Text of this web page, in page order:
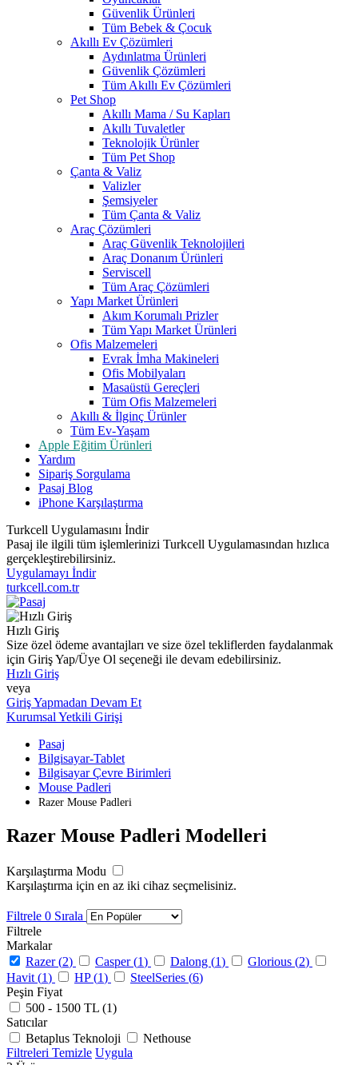
Güvenlik Ürünleri
Tüm Bebek & Çocuk
Akıllı Ev Çözümleri
Aydınlatma Ürünleri
Güvenlik Çözümleri
Tüm Akıllı Ev Çözümleri
Pet Shop
Akıllı Mama / Su Kapları
Akıllı Tuvaletler
Teknolojik Ürünler
Tüm Pet Shop
Çanta & Valiz
Valizler
Şemsiyeler
Tüm Çanta & Valiz
Araç Çözümleri
Araç Güvenlik Teknolojileri
Araç Donanım Ürünleri
Serviscell
Tüm Araç Çözümleri
Yapı Market Ürünleri
Akım Korumalı Prizler
Tüm Yapı Market Ürünleri
Ofis Malzemeleri
Evrak İmha Makineleri
Ofis Mobilyaları
Masaüstü Gereçleri
Tüm Ofis Malzemeleri
Akıllı & İlginç Ürünler
Tüm Ev-Yaşam
Apple Eğitim Ürünleri
Yardım
Sipariş Sorgulama
Pasaj Blog
iPhone Karşılaştırma
Turkcell Uygulamasını İndir
Pasaj ile ilgili tüm işlemlerinizi Turkcell Uygulamasından hızlıca
gerçekleştirebilirsiniz.
Uygulamayı İndir
turkcell.com.tr
Hızlı Giriş
Size özel ödeme avantajları ve size özel tekliflerden faydalanmak
için Giriş Yap/Üye Ol seçeneği ile devam edebilirsiniz.
Hızlı Giriş
veya
Giriş Yapmadan Devam Et
Kurumsal Yetkili Girişi
Pasaj
Bilgisayar-Tablet
Bilgisayar Çevre Birimleri
Mouse Padleri
Razer Mouse Padleri
Razer Mouse Padleri Modelleri
Karşılaştırma Modu
Karşılaştırma için en az iki cihaz seçmelisiniz.
Filtrele 0 Sırala
Filtrele
Markalar
Razer (2) Casper (1) Dalong (1) Glorious (2)
Havit (1) HP (1) SteelSeries (6)
Peşin Fiyat
500 - 1500 TL (1)
Satıcılar
Betaplus Teknoloji
Nethouse
Filtreleri Temizle Uygula